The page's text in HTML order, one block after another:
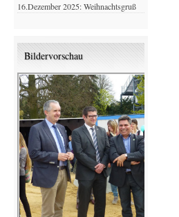
16.Dezember 2025: Weihnachtsgruß
Bildervorschau